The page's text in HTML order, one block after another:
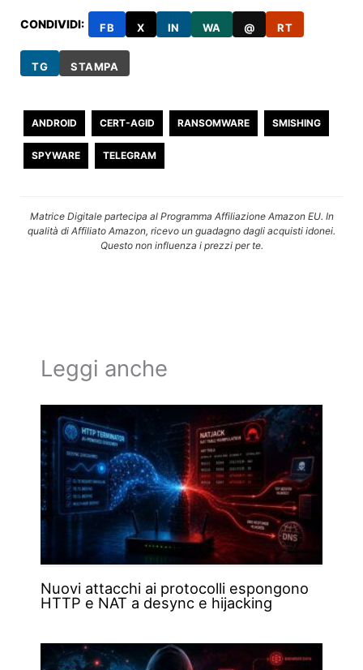
CONDIVIDI: FB X IN WA @ RT
TG STAMPA
ANDROID CERT-AGID RANSOMWARE SMISHING
SPYWARE TELEGRAM
Matrice Digitale partecipa al Programma Affiliazione Amazon EU. In
qualità di Affiliato Amazon, ricevo un guadagno dagli acquisti idonei.
Questo non influenza i prezzi per te.
Leggi anche
Nuovi attacchi ai protocolli espongono
HTTP e NAT a desync e hijacking